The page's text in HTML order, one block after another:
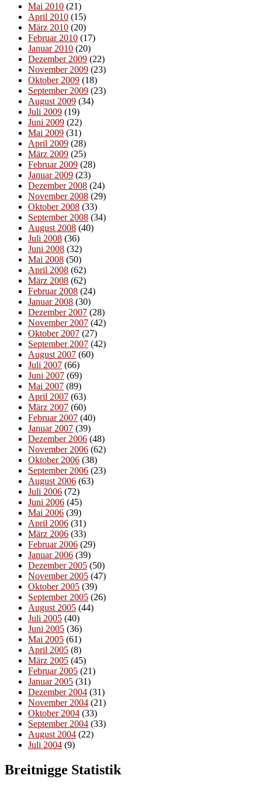
Mai 2010 (21)
April 2010 (15)
März 2010 (20)
Februar 2010 (17)
Januar 2010 (20)
Dezember 2009 (22)
November 2009 (23)
Oktober 2009 (18)
September 2009 (23)
August 2009 (34)
Juli 2009 (19)
Juni 2009 (22)
Mai 2009 (31)
April 2009 (28)
März 2009 (25)
Februar 2009 (28)
Januar 2009 (23)
Dezember 2008 (24)
November 2008 (29)
Oktober 2008 (33)
September 2008 (34)
August 2008 (40)
Juli 2008 (36)
Juni 2008 (32)
Mai 2008 (50)
April 2008 (62)
März 2008 (62)
Februar 2008 (24)
Januar 2008 (30)
Dezember 2007 (28)
November 2007 (42)
Oktober 2007 (27)
September 2007 (42)
August 2007 (60)
Juli 2007 (66)
Juni 2007 (69)
Mai 2007 (89)
April 2007 (63)
März 2007 (60)
Februar 2007 (40)
Januar 2007 (39)
Dezember 2006 (48)
November 2006 (62)
Oktober 2006 (38)
September 2006 (23)
August 2006 (63)
Juli 2006 (72)
Juni 2006 (45)
Mai 2006 (39)
April 2006 (31)
März 2006 (33)
Februar 2006 (29)
Januar 2006 (39)
Dezember 2005 (50)
November 2005 (47)
Oktober 2005 (39)
September 2005 (26)
August 2005 (44)
Juli 2005 (40)
Juni 2005 (36)
Mai 2005 (61)
April 2005 (8)
März 2005 (45)
Februar 2005 (21)
Januar 2005 (31)
Dezember 2004 (31)
November 2004 (21)
Oktober 2004 (33)
September 2004 (33)
August 2004 (22)
Juli 2004 (9)
Breitnigge Statistik